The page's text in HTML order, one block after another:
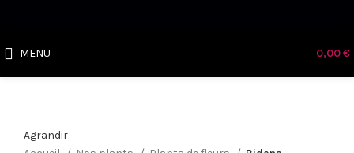
MENU 0,00€
Agrandir